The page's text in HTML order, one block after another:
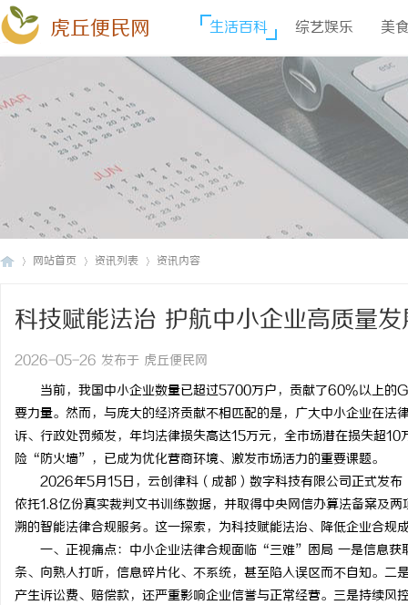
虎丘便民网 生活百科 综艺娱乐 美
网站首页 资讯列表 资讯内容
科技赋能法治 护航中小企业高质
解企业法律合规困局的思考
2026-05-26 发布于 虎丘便民网
当前，我国中小企业数量已超过5700万户，贡献了60%以上的
要力量。然而，与庞大的经济贡献不相匹配的是，广大中小企业在
诉、行政处罚频发，年均法律损失高达15万元，全市场潜在损失超
险“防火墙”，已成为优化营商环境、激发市场活力的重要课题。
2026年5月15日，云创律科（成都）数字科技有限公司正式发
依托1.8亿份真实裁判文书训练数据，并取得中央网信办算法备案及
溯的智能法律合规服务。这一探索，为科技赋能法治、降低企业合规
一、正视痛点：中小企业法律合规面临“三难”困局 一是信息获
条、向熟人打听，信息碎片化、不系统，甚至陷入误区而不自知。
产生诉讼费、赔偿款，还严重影响企业信誉与正常经营。三是持续